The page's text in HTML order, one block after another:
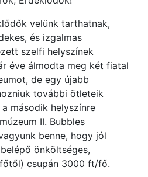
velünk tarthatnak,
és izgalmas
szelfi helyszínek
éve álmodta meg két fiatal
de egy újabb
további ötleteik
második helyszínre
II. Bubbles
benne, hogy jól
önköltséges,
csupán 3000 ft/fő.